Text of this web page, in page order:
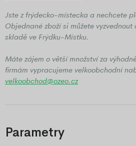
Jste z frýdecko-místecka a nechcete
Objednané zboží si můžete
skladě ve Frýdku-Místku.
Máte zájem o větší množství za
firmám vypracujeme velkoobchodní
velkoobchod@ozeo.cz
Parametry